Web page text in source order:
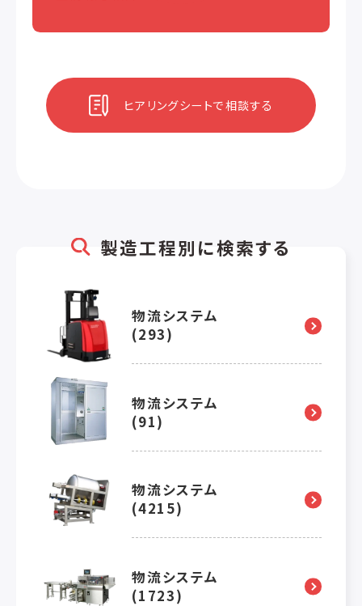
ヒアリングシートで相談する
製造工程別に検索する
物流システム
(293)
物流システム
(91)
物流システム
(4215)
物流システム
(1723)